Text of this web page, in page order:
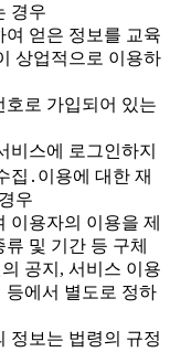
경우
여 얻은 정보를 교육
상업적으로 이용하
호로 가입되어 있는
비스에 로그인하지
집․이용에 대한 재
우
용자의 이용을 제
및 기간 등 구체
공지, 서비스 이용
등에서 별도로 정하
정보는 법령의 규정